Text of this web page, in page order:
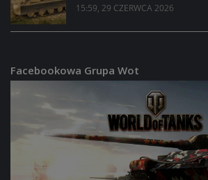
15:59, 29 CZERWCA 2026
Facebookowa Grupa Wot